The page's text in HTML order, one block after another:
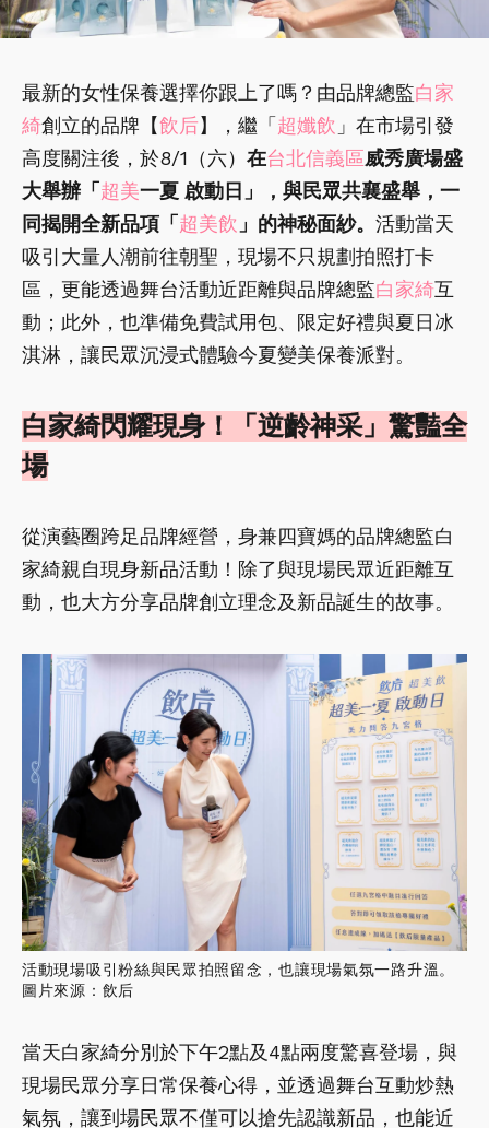
最新的女性保養選擇你跟上了嗎？由品牌總監白家
綺創立的品牌【飲后】，繼「 超孅飲 」在市場引發
高度關注後，於8/1（六） 在台北信義區威秀廣場盛
大舉辦「 超美一夏 啟動日」，與民眾共襄盛舉，一
同揭開全新品項「 超美飲 」的神秘面紗。 活動當天
吸引大量人潮前往朝聖，現場不只規劃拍照打卡
區，更能透過舞台活動近距離與品牌總監白家綺互
動；此外，也準備免費試用包、限定好禮與夏日冰
淇淋，讓民眾沉浸式體驗今夏變美保養派對。
白家綺閃耀現身！「逆齡神采」驚豔全
場
從演藝圈跨足品牌經營，身兼四寶媽的品牌總監白
家綺親自現身新品活動！除了與現場民眾近距離互
動，也大方分享品牌創立理念及新品誕生的故事。
活動現場吸引粉絲與民眾拍照留念，也讓現場氣氛一路升溫。
圖片來源：飲后
當天白家綺分別於下午2點及4點兩度驚喜登場，與
現場民眾分享日常保養心得，並透過舞台互動炒熱
氣氛，讓到場民眾不僅可以搶先認識新品，也能近